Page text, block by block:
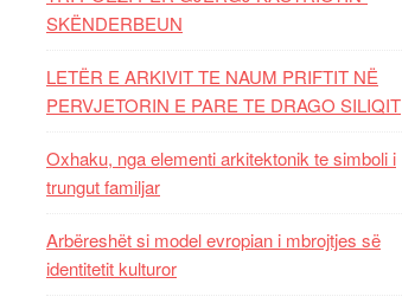
SKËNDERBEUN
LETËR E ARKIVIT TE NAUM PRIFTIT NË
PERVJETORIN E PARE TE DRAGO SILIQIT
Oxhaku, nga elementi arkitektonik te simboli i
trungut familjar
Arbëreshët si model evropian i mbrojtjes së
identitetit kulturor